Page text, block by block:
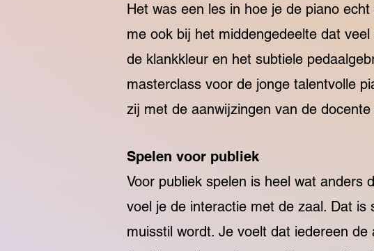
Het was een les in hoe je de piano
me ook bij het middengedeelte dat
de klankkleur en het subtiele
masterclass voor de jonge talentvolle
zij met de aanwijzingen van de
Spelen voor publiek
Voor publiek spelen is heel wat anders
voel je de interactie met de zaal. Dat
muisstil wordt. Je voelt dat iedereen